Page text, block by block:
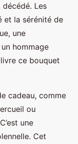
décédé. Les
et la sérénité de
une
hommage
ce bouquet
cadeau, comme
ou
une
Cet